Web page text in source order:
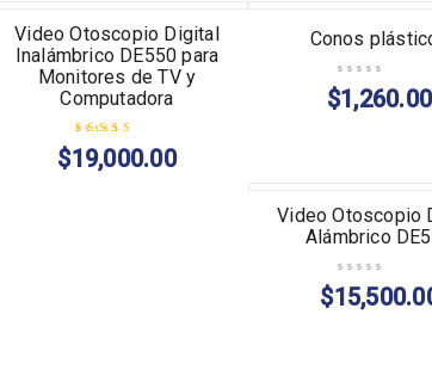
TENDENCIA
Video Otoscopio Digital
Inalámbrico DE550 para
Monitores de TV y
Computadora
Valorado en
$19,000.00
AGOTADO
Conos
$1,260.00
AGOTADO
Video Otoscopio
Alámbrico
$